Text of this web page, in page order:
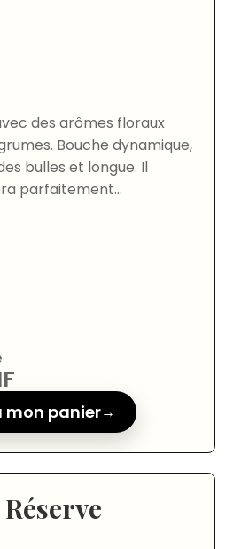
des arômes floraux
Bouche dynamique,
bulles et longue. Il
parfaitement...
mon panier